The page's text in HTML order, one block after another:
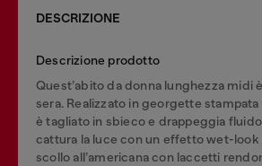
DESCRIZIONE
Descrizione prodotto
Quest’abito da donna lunghezza midi
sera. Realizzato in georgette
è tagliato in sbieco e drappeggia
cattura la luce con un effetto wet-look
scollo all’americana con laccetti